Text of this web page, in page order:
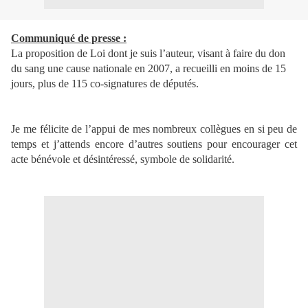
Communiqué de presse :
La proposition de Loi dont je suis l’auteur, visant à faire du don
du sang une cause nationale en 2007, a recueilli en moins de 15
jours, plus de 115 co-signatures de députés.
Je me félicite de l’appui de mes nombreux collègues en si peu de
temps et j’attends encore d’autres soutiens pour encourager cet
acte bénévole et désintéressé, symbole de solidarité.